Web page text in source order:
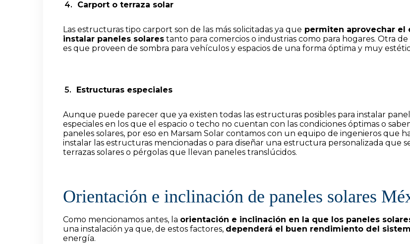
Carport o terraza solar
Las estructuras tipo carport son de las más solicitadas ya que permiten aprovechar el
instalar paneles solares tanto para comercios o industrias como para hogares. Otra
es que proveen de sombra para vehículos y espacios de una forma óptima y muy
Estructuras especiales
Aunque puede parecer que ya existen todas las estructuras posibles para instalar
especiales en los que el espacio o techo no cuentan con las condiciones óptimas o
paneles solares, por eso en Marsam Solar contamos con un equipo de ingenieros que
instalar las estructuras mencionadas o para diseñar una estructura personalizada que
terrazas solares o pérgolas que llevan paneles translúcidos.
Orientación e inclinación de paneles solares
Como mencionamos antes, la orientación e inclinación en la que los paneles
una instalación ya que, de estos factores, dependerá el buen rendimiento del
energía.